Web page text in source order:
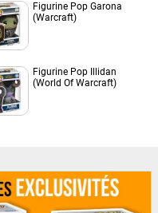
Figurine Pop Garona
(Warcraft)
Figurine Pop Illidan
(World Of Warcraft)